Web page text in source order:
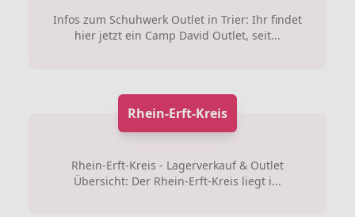
Infos zum Schuhwerk Outlet in Trier: Ihr findet
hier jetzt ein Camp David Outlet, seit...
Rhein-Erft-Kreis
Rhein-Erft-Kreis - Lagerverkauf & Outlet
Übersicht: Der Rhein-Erft-Kreis liegt i...